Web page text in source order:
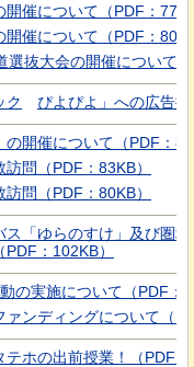
開催について（PDF：
催について（PDF：
選抜大会の開催について
ク ぴよぴよ」 への広告
の開催について（PDF：
問（PDF：83KB）
問（PDF：80KB）
「ゆらのすけ」及び圏
：102KB）
の実施について（PDF：
ンディングについて（
ホの出前授業！（PDF